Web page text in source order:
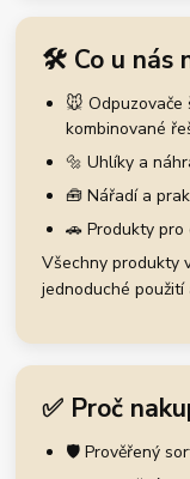
🛠️ Co u nás
🐭 Odpuzovače
kombinované
🔩 Uhlíky a
🧰 Nářadí a
🚗 Produkty
Všechny produkty
jednoduché
✅ Proč
🛡️ Prověřený